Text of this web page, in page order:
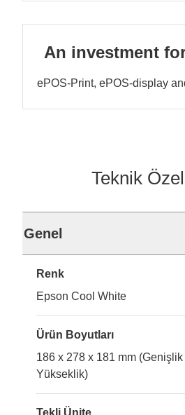
An investment
ePOS-Print, ePOS-display
Teknik
Genel
Renk
Epson Cool White
Ürün Boyutları
186 x 278 x 181 mm
Yükseklik)
Tekli Ünite